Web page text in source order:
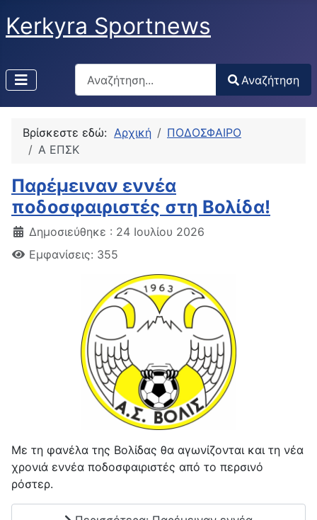
Kerkyra Sportnews
Αναζήτηση
Type 2 or more characters for results.
Αναζήτηση
Βρίσκεστε εδώ: Αρχική
ΠΟΔΟΣΦΑΙΡΟ
Α ΕΠΣΚ
Παρέμειναν εννέα
ποδοσφαιριστές στη Βολίδα!
Δημοσιεύθηκε : 24 Ιουλίου 2026
Εμφανίσεις: 355
Με τη φανέλα της Βολίδας θα αγωνίζονται και τη νέα
χρονιά εννέα ποδοσφαιριστές από το περσινό
ρόστερ.